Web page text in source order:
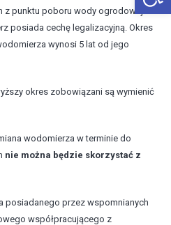
punktu poboru wody ogrodowej
posiada cechę legalizacyjną. Okres
wynosi 5 lat od jego
okres zobowiązani są wymienić
wodomierza w terminie do
nie można będzie skorzystać z
posiadanego przez wspomnianych
współpracującego z